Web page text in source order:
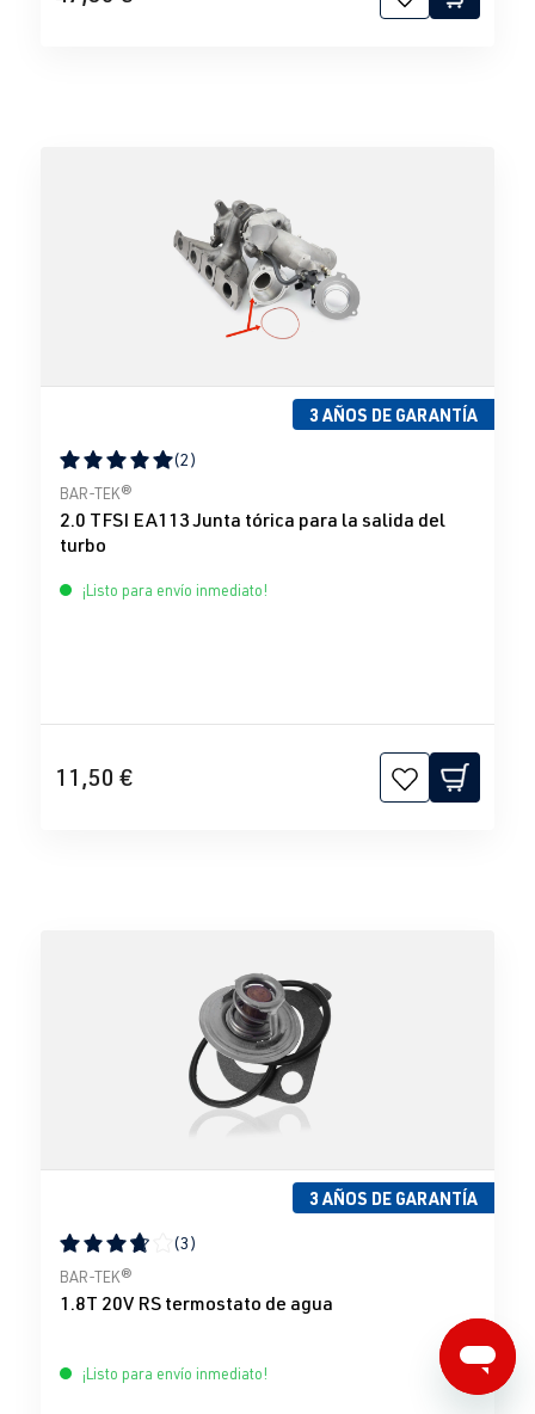
3 AÑOS DE GARANTÍA
Calificación promedio de 5 de 5 estrellas
(2)
BAR-TEK®
2.0 TFSI EA113 Junta tórica para la salida del
turbo
¡Listo para envío inmediato!
11,50 €
3 AÑOS DE GARANTÍA
Calificación promedio de 3.67 de 5 estrellas
(3)
BAR-TEK®
1.8T 20V RS termostato de agua
¡Listo para envío inmediato!